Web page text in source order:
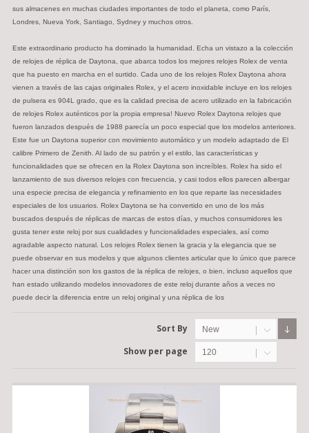
sus almacenes en muchas ciudades importantes de todo el planeta, como París,
Londres, Nueva York, Santiago, Sydney y muchos otros.
Este extraordinario producto ha dominado la humanidad. Echa un vistazo a la colección
de relojes de réplica de Daytona, que abarca todos los mejores relojes Rolex de venta
que ha puesto en marcha en el surtido. Cada uno de los relojes Rolex Daytona ahora
vienen a través de las cajas originales Rolex, y el acero inoxidable incluye en los relojes
de pulsera es 904L grado, que es la calidad precisa de acero utilizado en la fabricación
de relojes Rolex auténticos por la propia empresa! Nuevo Rolex Daytona relojes que
fueron lanzados después de 1988 parecía un poco especial que los modelos anteriores.
Este fue un Daytona superior con movimiento automático y un modelo adaptado de El
calibre Primero de Zenith. Al lado de su patrón y el estilo, las características y
funcionalidades que se ofrecen en la Rolex Daytona son increíbles. Rolex ha sido el
lanzamiento de sus diversos relojes con frecuencia, y casi todos ellos parecen albergar
una especie precisa de elegancia y refinamiento en los que reparte las necesidades
especiales de los usuarios. Rolex Daytona se ha convertido en uno de los más
buscados después de réplicas de marcas de estos días, y muchos consumidores les
gusta tener este reloj por sus cualidades y funcionalidades especiales, así como
agradable aspecto natural. Los relojes Rolex tienen la gracia y la elegancia que se
puede observar en sus modelos y que algunos clientes articular que lo único que parece
hacer una distinción son los gastos de la réplica de relojes, o bien, incluso aquellos que
han estado utilizando modelos innovadores de este reloj durante años a veces no
puede decir la diferencia entre un reloj original y una réplica de los
Sort By New
Show per page 120